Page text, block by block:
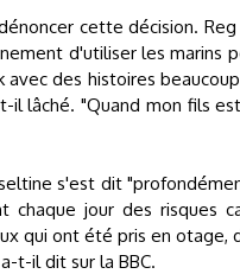
cette décision.
d'utiliser les marins
des histoires
il lâché. "Quand mon fils
s'est dit
chaque jour des risques
qui ont été pris en otage,
t-il dit sur la BBC.